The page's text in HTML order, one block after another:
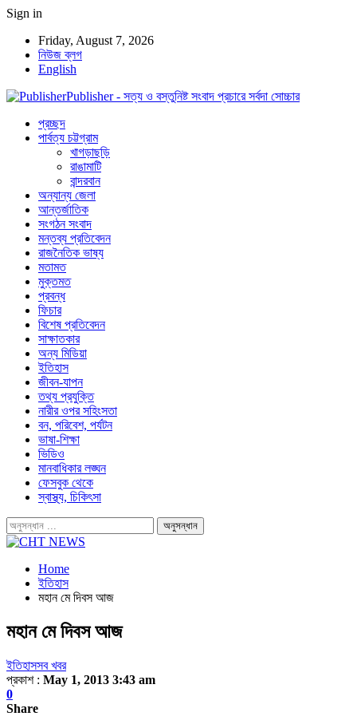
Sign in
Friday, August 7, 2026
নিউজ ব্লগ
English
Publisher - সত্য ও বস্তুনিষ্ট সংবাদ প্রচারে সর্বদা সোচ্চার
প্রচ্ছদ
পার্বত্য চট্টগ্রাম
খাগড়াছড়ি
রাঙামাটি
বান্দরবান
অন্যান্য জেলা
আন্তর্জাতিক
সংগঠন সংবাদ
মন্তব্য প্রতিবেদন
রাজনৈতিক ভাষ্য
মতামত
মুক্তমত
প্রবন্ধ
ফিচার
বিশেষ প্রতিবেদন
সাক্ষাতকার
অন্য মিডিয়া
ইতিহাস
জীবন-যাপন
তথ্য প্রযুক্তি
নারীর ওপর সহিংসতা
বন, পরিবেশ, পর্যটন
ভাষা-শিক্ষা
ভিডিও
মানবাধিকার লঙ্ঘন
ফেসবুক থেকে
স্বাস্থ্য, চিকিৎসা
Home
ইতিহাস
মহান মে দিবস আজ
মহান মে দিবস আজ
ইতিহাসসব খবর
প্রকাশ : May 1, 2013 3:43 am
0
Share